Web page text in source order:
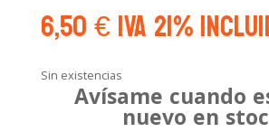
6,50€IVA 21%
Sin existencias
Avísame cuando
nuevo en